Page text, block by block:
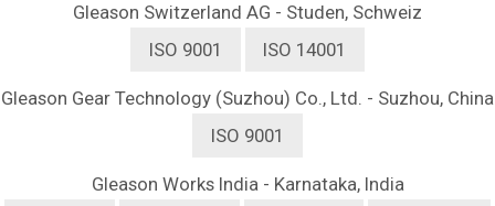
Gleason Switzerland AG - Studen, Schweiz
ISO 9001
ISO 14001
Gleason Gear Technology (Suzhou) Co., Ltd. - Suzhou, China
ISO 9001
Gleason Works India - Karnataka, India